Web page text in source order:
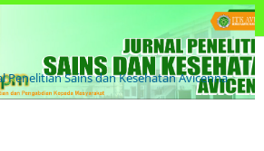
Penelitian Sains dan Kesehatan Avicenna